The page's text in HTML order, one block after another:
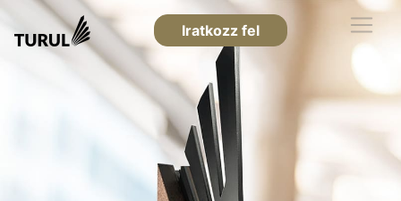
Iratkozz fel